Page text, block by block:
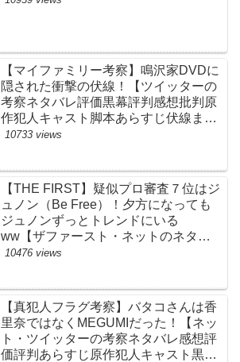
【マイファミリー考察】鳴沢家DVDに
隠された衝撃の伏線！【ツイッターの
考察ネタバレ評価黒幕評判感想批判原
作犯人キャスト脚本あらすじ伏線まと
め】
10733 views
【THE FIRST】疑似プロ審査７位はジ
ュノン（Be Free）！夕方になっても
ジュノンずっとトレンドにいる
ww【ザファースト・ネットのネタバ
レ感想考察まとめ・スッキリ・
10476 views
【真犯人フラグ考察】バタコさんは香
里奈ではなくMEGUMIだった！【ネッ
ト・ツイッターの考察ネタバレ感想評
価評判あらすじ原作犯人キャスト黒幕